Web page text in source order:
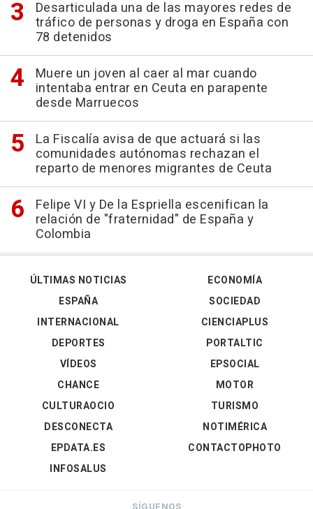
Desarticulada una de las mayores redes de
tráfico de personas y droga en España con
78 detenidos
Muere un joven al caer al mar cuando
intentaba entrar en Ceuta en parapente
desde Marruecos
La Fiscalía avisa de que actuará si las
comunidades autónomas rechazan el
reparto de menores migrantes de Ceuta
Felipe VI y De la Espriella escenifican la
relación de "fraternidad" de España y
Colombia
ÚLTIMAS NOTICIAS
ESPAÑA
INTERNACIONAL
DEPORTES
VÍDEOS
ECONOMÍA
SOCIEDAD
CIENCIAPLUS
PORTALTIC
EPSOCIAL
CHANCE
CULTURAOCIO
DESCONECTA
EPDATA.ES
INFOSALUS
MOTOR
TURISMO
NOTIMÉRICA
CONTACTOPHOTO